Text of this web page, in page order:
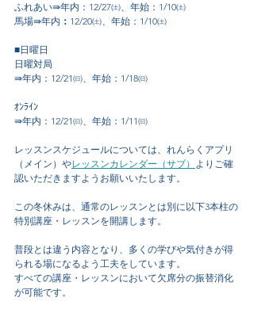
ふれあい⇛年内：12/27㈯、年始：1/10㈯
馬場⇛年内 ： 12/20㈯、年始：1/10㈯
■日曜日
日曜対局
⇛年内：12/21㈰、年始：1/18㈰
ｵﾝﾗｲﾝ
⇛年内：12/21㈰、年始：1/11㈰
レッスンスケジュールについては、れんらくアプリ
（メイン）やレッスンカレンダー（サブ） よりご確
認いただきますようお願いいたします。
この冬休みは、通常のレッスンとは別に以下3本柱の
特別講座・レッスンを開講します。
普段とは違う内容となり、多くの学びや気付きが得
られる場になるよう工夫をしています。
すべての講座・レッスンにおいて欠席分の振替消化
が可能です。